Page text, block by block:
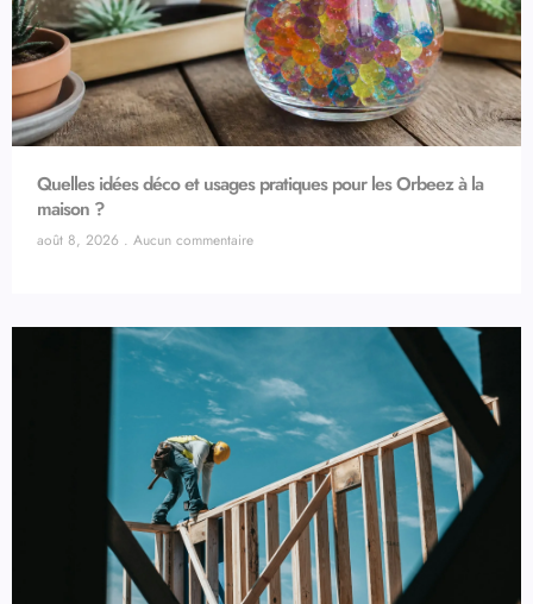
Quelles idées déco et usages pratiques pour les Orbeez à la
maison ?
août 8, 2026 Aucun commentaire